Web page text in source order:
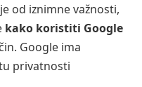
od iznimne važnosti,
kako koristiti Google
Google ima
privatnosti